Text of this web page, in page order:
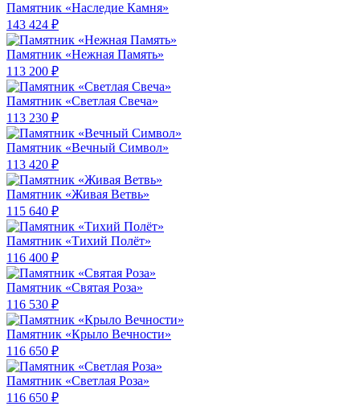
Памятник «Наследие Камня»
143 424 ₽
Памятник «Нежная Память»
113 200 ₽
Памятник «Светлая Свеча»
113 230 ₽
Памятник «Вечный Символ»
113 420 ₽
Памятник «Живая Ветвь»
115 640 ₽
Памятник «Тихий Полёт»
116 400 ₽
Памятник «Святая Роза»
116 530 ₽
Памятник «Крыло Вечности»
116 650 ₽
Памятник «Светлая Роза»
116 650 ₽